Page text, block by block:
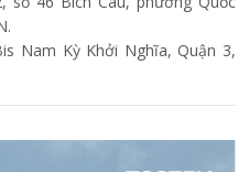
Nam Kỳ Khởi Nghĩa, Quận 3,